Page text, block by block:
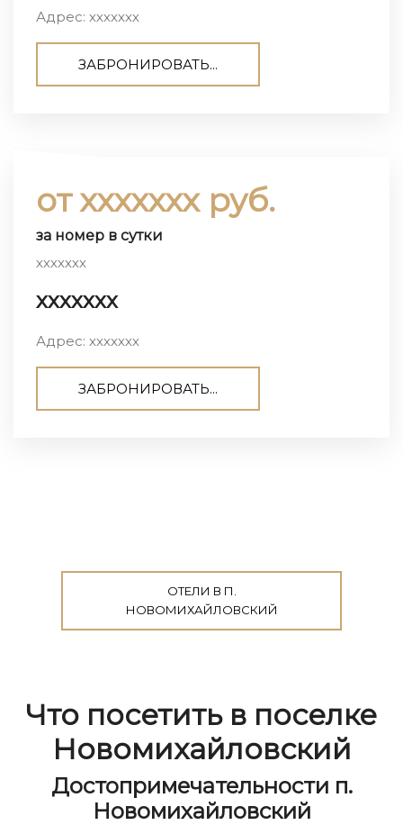
Адрес: ххххххх
ЗАБРОНИРОВАТЬ...
от ххххххх руб.
за номер в сутки
ххххххх
ххххххх
Адрес: ххххххх
ЗАБРОНИРОВАТЬ...
ОТЕЛИ В П.
НОВОМИХАЙЛОВСКИЙ
Что посетить в поселке
Новомихайловский
Достопримечательности п.
Новомихайловский